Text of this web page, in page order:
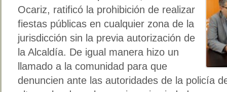
Ocariz, ratificó la prohibición de realizar
fiestas públicas en cualquier zona de la
jurisdicción sin la previa autorización de
la Alcaldía. De igual manera hizo un
llamado a la comunidad para que
denuncien ante las autoridades de la policía